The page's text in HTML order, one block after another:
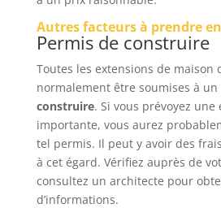
Autres facteurs à prendre
Permis de construire
Toutes les extensions de maison
normalement être soumises à un
construire. Si vous prévoyez une
importante, vous aurez
tel permis. Il peut y avoir des
à cet égard. Vérifiez auprès de
consultez un architecte pour
d’informations.